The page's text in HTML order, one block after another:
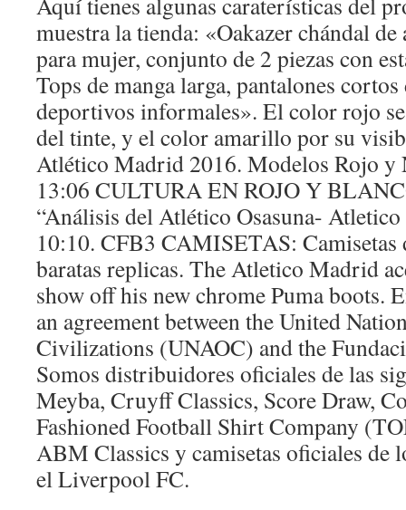
muestra la tienda: «Oakazer chándal
para mujer, conjunto de 2 piezas con
Tops de manga larga, pantalones
deportivos informales». El color rojo
del tinte, y el color amarillo por su
Atlético Madrid 2016. Modelos Rojo y
13:06 CULTURA EN ROJO Y
“Análisis del Atlético Osasuna-
10:10. CFB3 CAMISETAS:
baratas replicas. The Atletico Madrid
show off his new chrome Puma boots.
an agreement between the United
Civilizations (UNAOC) and the
Somos distribuidores oficiales de las
Meyba, Cruyff Classics, Score Draw,
Fashioned Football Shirt Company
ABM Classics y camisetas oficiales de
el Liverpool FC.